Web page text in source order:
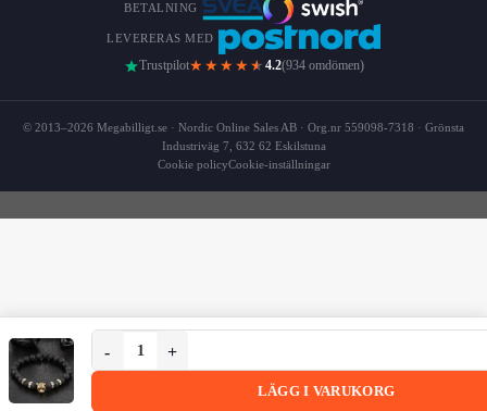
BETALNING
LEVERERAS MED
Trustpilot★★★★ ★ 4.2(934 omdömen)
© 2013–2026 Megabilligt.se · Nordic Online Sales AB · Org.nr 559098-7318 · Grönsta
Industriväg 7, 632 62 Eskilstuna
Cookie policyCookie-inställningar
Handgjort Armband Guld Leopard Svarta Lavastenar
Handgjort Armband Guld Leopard Svarta Lavastenar
LÄGG I VARUKORG